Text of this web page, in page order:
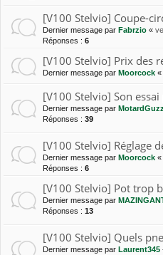
[V100 Stelvio] Coupe-
Dernier message par Fabrzio «
Réponses : 6
[V100 Stelvio] Prix des
Dernier message par Moorcock «
[V100 Stelvio] Son
Dernier message par
Réponses : 39
[V100 Stelvio] Réglage
Dernier message par Moorcock «
Réponses : 6
[V100 Stelvio] Pot trop
Dernier message par
Réponses : 13
[V100 Stelvio] Quels
Dernier message par Laurent345